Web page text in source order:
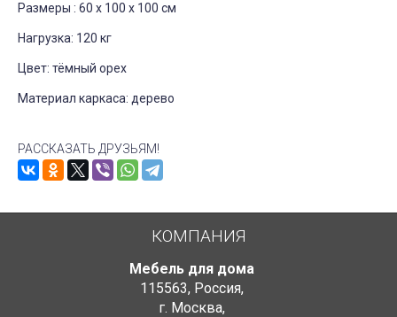
Размеры : 60 x 100 x 100 cм
Нагрузка: 120 кг
Цвет: тёмный орех
Материал каркаса: дерево
РАССКАЗАТЬ ДРУЗЬЯМ!
КОМПАНИЯ
Мебель для дома
115563, Россия,
г. Москва,